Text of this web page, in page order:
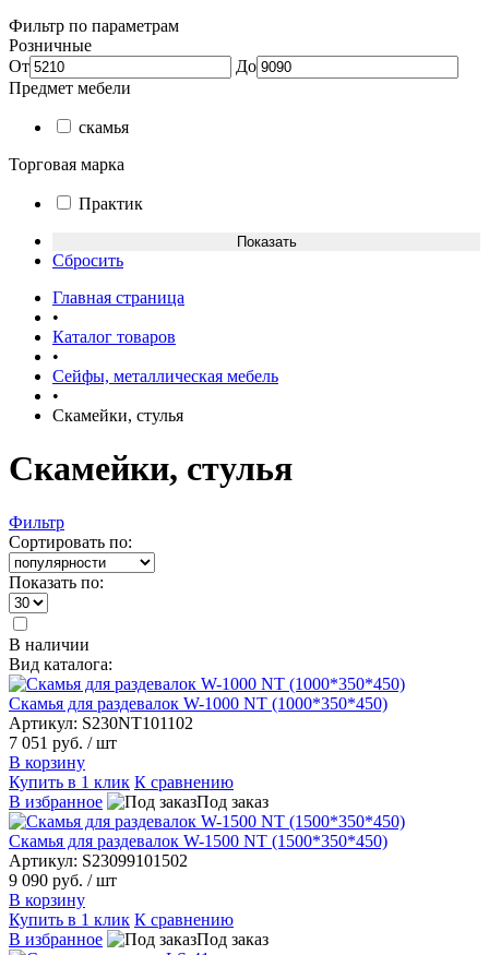
Фильтр по параметрам
Розничные
От
До
Предмет мебели
скамья
Торговая марка
Практик
Сбросить
Главная страница
•
Каталог товаров
•
Сейфы, металлическая мебель
•
Скамейки, стулья
Скамейки, стулья
Фильтр
Сортировать по:
Показать по:
В наличии
Вид каталога:
Скамья для раздевалок W-1000 NT (1000*350*450)
Артикул: S230NT101102
7 051 руб. / шт
В корзину
Купить в 1 клик К сравнению
В избранное
Под заказ
Скамья для раздевалок W-1500 NT (1500*350*450)
Артикул: S23099101502
9 090 руб. / шт
В корзину
Купить в 1 клик К сравнению
В избранное
Под заказ